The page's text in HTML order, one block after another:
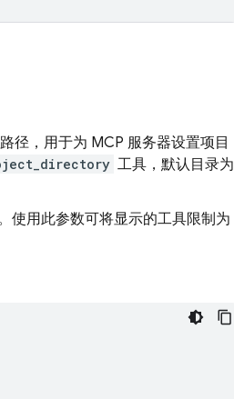
径，用于为 MCP 服务器设置项目
工具，默认目录为
使用此参数可将显示的工具限制为